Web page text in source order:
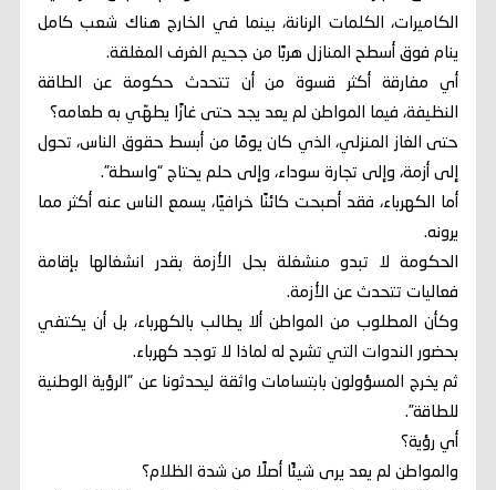
الكاميرات، الكلمات الرنانة، بينما في الخارج هناك شعب كامل
ينام فوق أسطح المنازل هربًا من جحيم الغرف المغلقة.
أي مفارقة أكثر قسوة من أن تتحدث حكومة عن الطاقة
النظيفة، فيما المواطن لم يعد يجد حتى غازًا يطهّي به طعامه؟
حتى الغاز المنزلي، الذي كان يومًا من أبسط حقوق الناس، تحول
إلى أزمة، وإلى تجارة سوداء، وإلى حلم يحتاج “واسطة”.
أما الكهرباء، فقد أصبحت كائنًا خرافيًا، يسمع الناس عنه أكثر مما
يرونه.
الحكومة لا تبدو منشغلة بحل الأزمة بقدر انشغالها بإقامة
فعاليات تتحدث عن الأزمة.
وكأن المطلوب من المواطن ألا يطالب بالكهرباء، بل أن يكتفي
بحضور الندوات التي تشرح له لماذا لا توجد كهرباء.
ثم يخرج المسؤولون بابتسامات واثقة ليحدثونا عن “الرؤية الوطنية
للطاقة”.
أي رؤية؟
والمواطن لم يعد يرى شيئًا أصلًا من شدة الظلام؟